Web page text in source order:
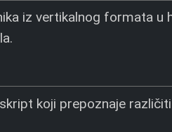
iz vertikalnog formata u
koji prepoznaje